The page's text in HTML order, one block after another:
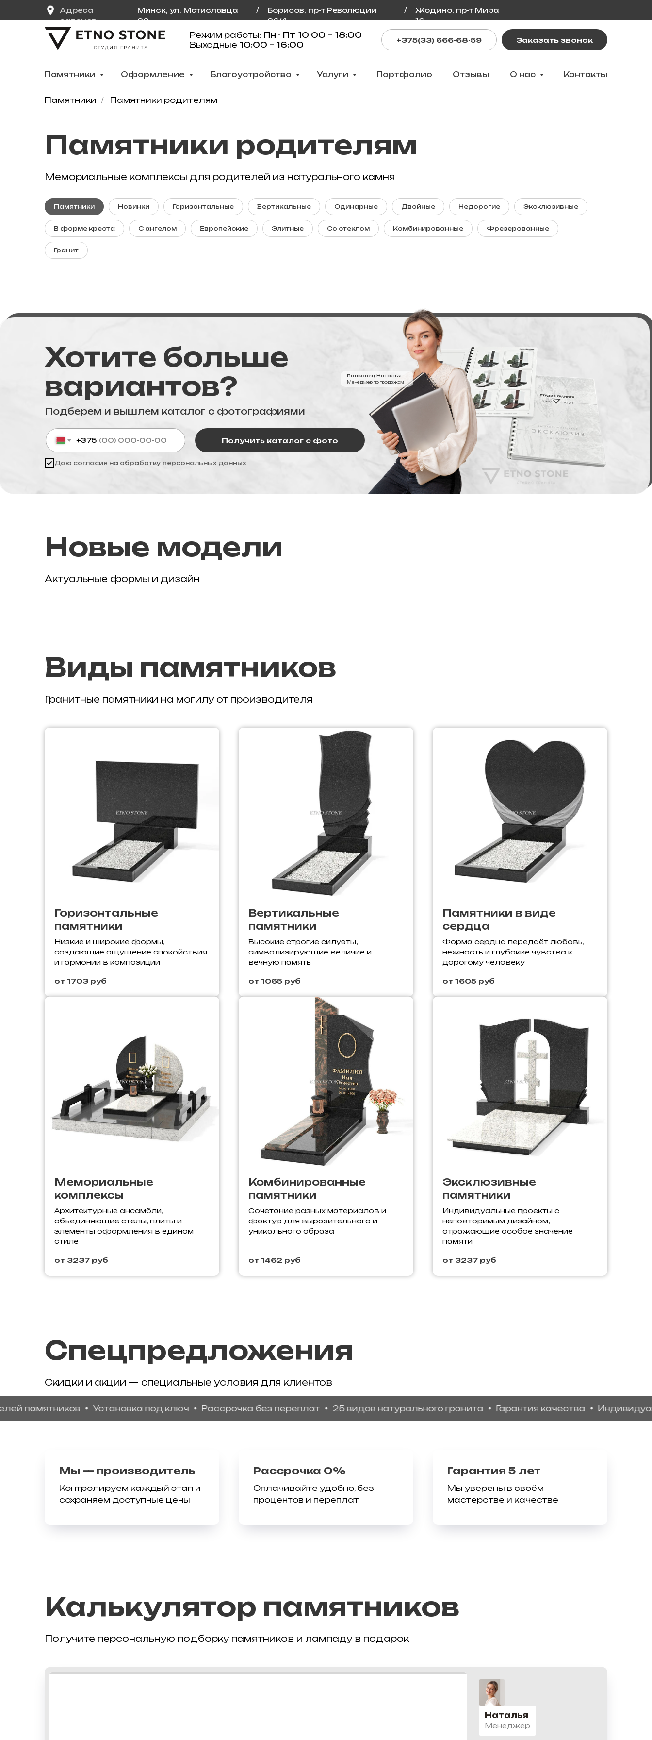
/
/
Жодино, пр-т Мира
16
Борисов, пр-т Революции
26/4
Минск, ул. Мстиславца
22
Адреса
салонов:
Режим работы: Пн - Пт 10:00 – 18:00
Выходные 10:00 – 16:00 +375(33) 666-68-59 Заказать звонок
Памятники Оформление Благоустройство Услуги Портфолио Отзывы О нас Контакты
Памятники / Памятники родителям
Памятники родителям
Мемориальные комплексы для родителей из натурального камня
Памятники Новинки Горизонтальные Вертикальные Одинарные Двойные Недорогие Эксклюзивные
В форме креста С ангелом Европейские Элитные Со стеклом Комбинированные Фрезерованные
Гранит
Подберем и вышлем каталог с фотографиями
Хотите больше
вариантов?
Менеджер по продажам
Панковец Наталья
Даю согласия на обработку персональных данных
+375 Получить каталог с фото
Новые модели
Актуальные формы и дизайн
Виды памятников
Гранитные памятники на могилу от производителя
Горизонтальные
памятники
Низкие и широкие формы,
создающие ощущение спокойствия
и гармонии в композиции
от 1703 руб
Вертикальные
памятники
Высокие строгие силуэты,
символизирующие величие и
вечную память
от 1065 руб
Памятники в виде
сердца
Форма сердца передаёт любовь,
нежность и глубокие чувства к
дорогому человеку
от 1605 руб
Мемориальные
комплексы
Архитектурные ансамбли,
объединяющие стелы, плиты и
элементы оформления в едином
стиле
от 3237 руб
Комбинированные
памятники
Сочетание разных материалов и
фактур для выразительного и
уникального образа
от 1462 руб
Эксклюзивные
памятники
Индивидуальные проекты с
неповторимым дизайном,
отражающие особое значение
памяти
от 3237 руб
Спецпредложения
Скидки и акции — специальные условия для клиентов
Установка под ключ Рассрочка без переплат 25 видов натурального гранита Гарантия качества
Мы — производитель
Контролируем каждый этап и
сохраняем доступные цены
Рассрочка 0%
Оплачивайте удобно, без
процентов и переплат
Гарантия 5 лет
Мы уверены в своём
мастерстве и качестве
Калькулятор памятников
Получите персональную подборку памятников и лампаду в подарок
Наталья
Менеджер